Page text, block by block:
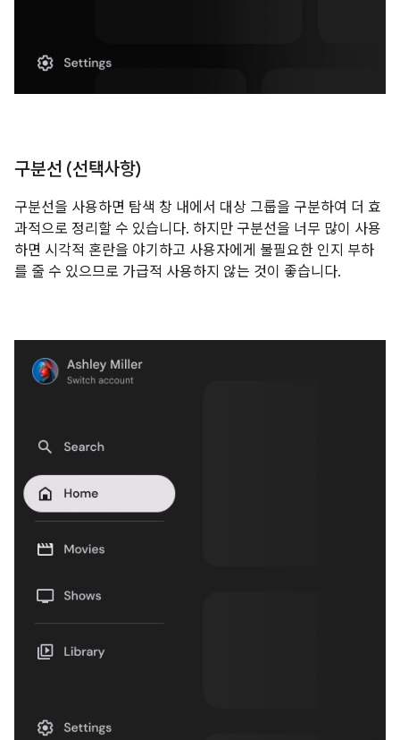
구분선 (선택사항)
구분선을 사용하면 탐색 창 내에서 대상 그룹을 구분하여 더 효
과적으로 정리할 수 있습니다. 하지만 구분선을 너무 많이 사용
하면 시각적 혼란을 야기하고 사용자에게 불필요한 인지 부하
를 줄 수 있으므로 가급적 사용하지 않는 것이 좋습니다.